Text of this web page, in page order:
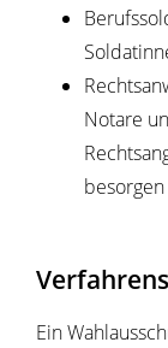
Ber
Notare
besorgen
Ein